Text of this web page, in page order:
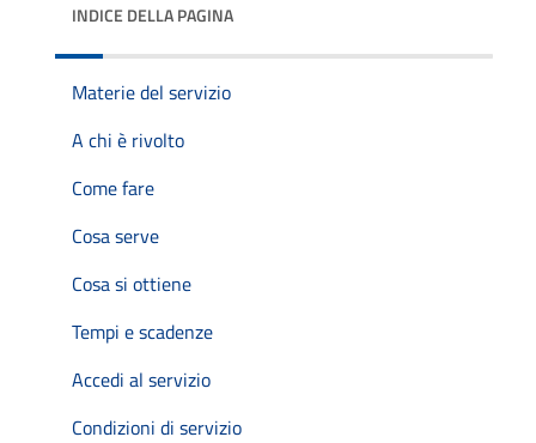
INDICE DELLA PAGINA
Materie del servizio
A chi è rivolto
Come fare
Cosa serve
Cosa si ottiene
Tempi e scadenze
Accedi al servizio
Condizioni di servizio